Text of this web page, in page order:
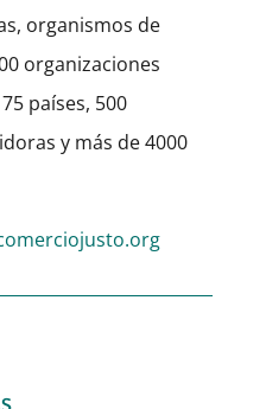
organismos de
organizaciones
países, 500
y más de 4000